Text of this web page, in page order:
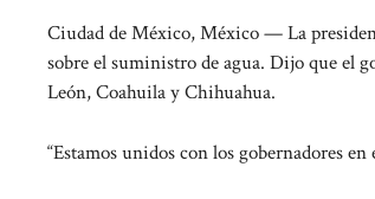
Ciudad de México, México — La
sobre el suministro de agua. Dijo que el
León, Coahuila y Chihuahua.
“Estamos unidos con los gobernadores